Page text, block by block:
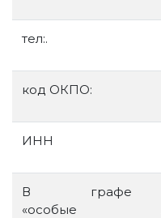
тел:.
код ОКПО:
ИНН
В графе
«особые